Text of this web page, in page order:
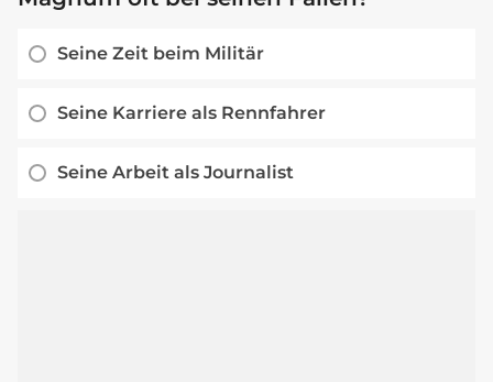
Seine Zeit beim Militär
Seine Karriere als Rennfahrer
Seine Arbeit als Journalist